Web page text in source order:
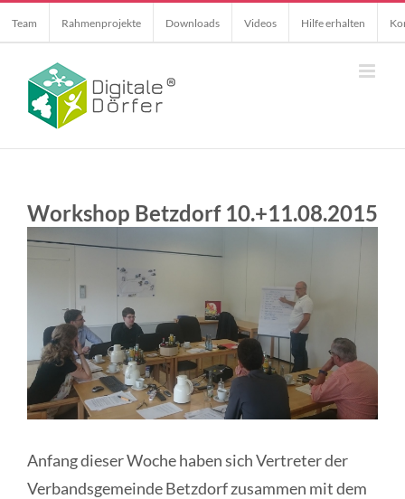
to
content
Team Rahmenprojekte Downloads Videos Hilfe erhalten
Workshop Betzdorf 10.+11.08.2015
Anfang dieser Woche haben sich Vertreter der
Verbandsgemeinde Betzdorf zusammen mit dem